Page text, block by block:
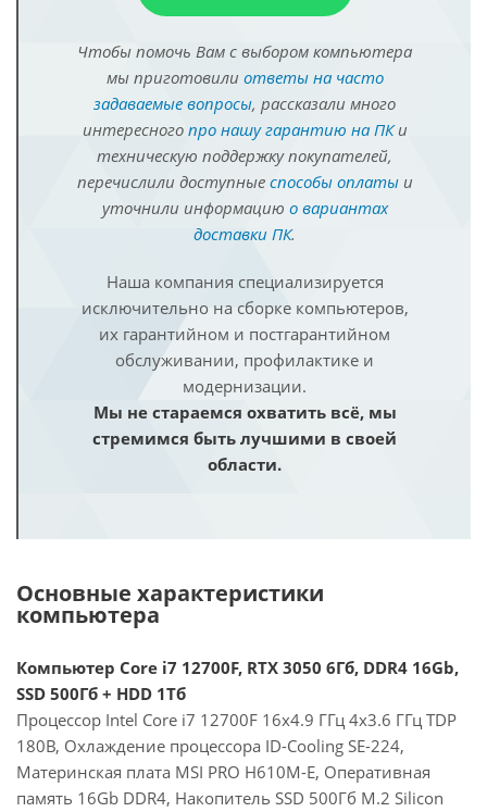
Чтобы помочь Вам с выбором компьютера
мы приготовили ответы на часто
задаваемые вопросы, рассказали много
интересного про нашу гарантию на ПКи
техническую поддержку покупателей,
перечислили доступные способы оплатыи
уточнили информацию о вариантах
доставки ПК.
Наша компания специализируется
исключительно на сборке компьютеров,
их гарантийном и постгарантийном
обслуживании, профилактике и
модернизации.
Мы не стараемся охватить всё, мы
стремимся быть лучшими в своей
области.
Основные характеристики
компьютера
Компьютер Core i7 12700F, RTX 3050 6Гб, DDR4 16Gb,
SSD 500Гб + HDD 1Тб
Процессор Intel Core i7 12700F 16x4.9 ГГц 4x3.6 ГГц TDP
180В, Охлаждение процессора ID-Cooling SE-224,
Материнская плата MSI PRO H610M-E, Оперативная
память 16Gb DDR4, Накопитель SSD 500Гб M.2 Silicon